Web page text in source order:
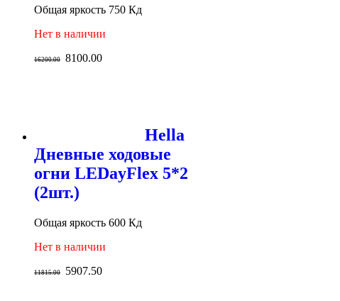
Общая яркость 750 Кд
Нет в наличии
16200.00 8100.00
Hella
Дневные ходовые
огни LEDayFlex 5*2
(2шт.)
Общая яркость 600 Кд
Нет в наличии
11815.00 5907.50